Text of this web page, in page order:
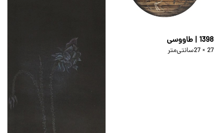
1398 | طاووسی
27 × 27سانتی‌متر